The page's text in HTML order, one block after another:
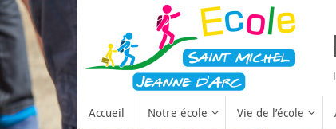
Passer
au
contenu
Accueil Notre école Vie de l’école